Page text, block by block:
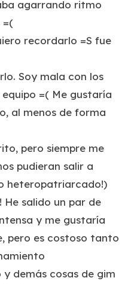
agarrando ritmo
=(
recordarlo =S fue
Soy mala con los
=( Me gustaría
al menos de forma
pero siempre me
pudieran salir a
heteropatriarcado!)
He salido un par de
y me gustaría
pero es costoso tanto
demás cosas de gim